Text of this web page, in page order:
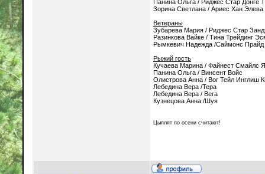
Панина Ольга / Риджес Стар Донге
Зорина Светлана / Ариес Хан Элева
Ветераны
Зубарева Мария / Риджес Стар
Разинкова Вайке / Тина Трейдинг
Рымкевич Надежда /Саймонс Прайд
Рыжий гость
Кучаева Марина / Файнест Смайлс
Панина Ольга / Винсент Войс
Олистрова Анна / Вог Тейл Инглиш
Лебедина Вера /Тера
Лебедина Вера / Вега
Кузнецова Анна /Шуя
Цыплят по осени считают!